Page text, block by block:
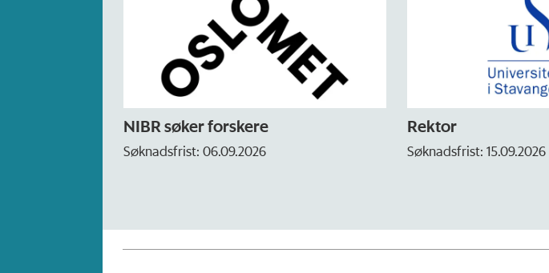
NIBR søker forskere
Søknadsfrist: 06.09.2026
Rektor
Søknadsfrist: 15.09.2026